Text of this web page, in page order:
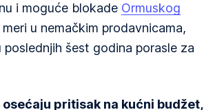
i moguće blokade Ormuskog
u nemačkim prodavnicama,
šest godina porasle za
pritisak na kućni budžet,